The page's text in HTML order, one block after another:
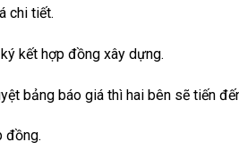
chi tiết.
kết hợp đồng xây dựng.
bảng báo giá thì hai bên sẽ tiến
đồng.